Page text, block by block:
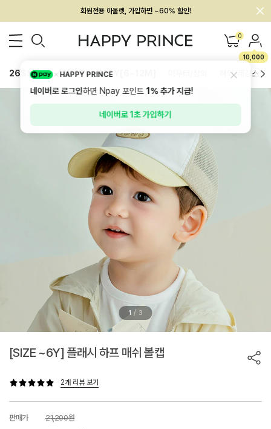
회원전용 아울렛, 가입하면 ~60% 할인!
멤버십 최대 28,000원 혜택 0
10,000
26SS 신상 BEST BABY[6~12M] 하의/레깅스
1 / 3
[SIZE ~6Y] 플래시 하프 매쉬 볼캡
2개 리뷰 보기
판매가
21,200원
HAPPY PRINCE
네이버로 로그인하면 Npay 포인트1%추가 지급!
네이버로 1초 가입하기